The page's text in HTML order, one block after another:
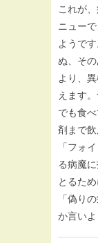
これが
ニュー
ようで
ぬ、そ
より、
えます
でも食
剤まで飲
「フォ
る病魔
とるた
「偽り
か言いよ